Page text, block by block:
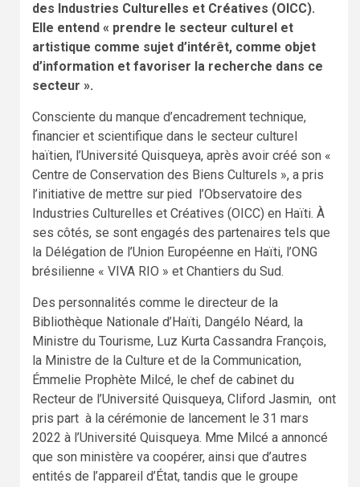
des Industries Culturelles et Créatives (OICC).
Elle entend « prendre le secteur culturel et
artistique comme sujet d’intérêt, comme objet
d’information et favoriser la recherche dans ce
secteur ».
Consciente du manque d’encadrement technique,
financier et scientifique dans le secteur culturel
haïtien, l’Université Quisqueya, après avoir créé son «
Centre de Conservation des Biens Culturels », a pris
l’initiative de mettre sur pied l’Observatoire des
Industries Culturelles et Créatives (OICC) en Haïti. À
ses côtés, se sont engagés des partenaires tels que
la Délégation de l’Union Européenne en Haïti, l’ONG
brésilienne « VIVA RIO » et Chantiers du Sud.
Des personnalités comme le directeur de la
Bibliothèque Nationale d’Haïti, Dangélo Néard, la
Ministre du Tourisme, Luz Kurta Cassandra François,
la Ministre de la Culture et de la Communication,
Émmelie Prophète Milcé, le chef de cabinet du
Recteur de l’Université Quisqueya, Cliford Jasmin, ont
pris part à la cérémonie de lancement le 31 mars
2022 à l’Université Quisqueya. Mme Milcé a annoncé
que son ministère va coopérer, ainsi que d’autres
entités de l’appareil d’État, tandis que le groupe